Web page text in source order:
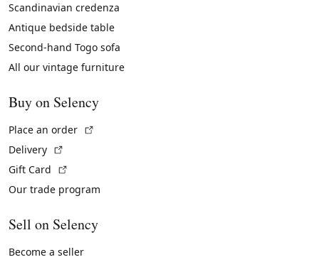
Scandinavian credenza
Antique bedside table
Second-hand Togo sofa
All our vintage furniture
Buy on Selency
Place an order
Delivery
Gift Card
Our trade program
Sell on Selency
Become a seller